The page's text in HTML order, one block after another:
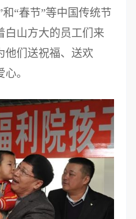
“春节”等中国传统节
白山方大的员工们来
他们送祝福、送欢
。